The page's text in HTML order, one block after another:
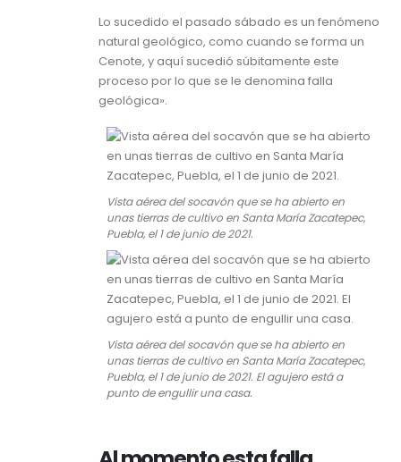
Lo sucedido el pasado sábado es un fenómeno
natural geológico, como cuando se forma un
Cenote, y aquí sucedió súbitamente este
proceso por lo que se le denomina falla
geológica».
Vista aérea del socavón que se ha abierto en
unas tierras de cultivo en Santa María Zacatepec,
Puebla, el 1 de junio de 2021.
Vista aérea del socavón que se ha abierto en
unas tierras de cultivo en Santa María Zacatepec,
Puebla, el 1 de junio de 2021. El agujero está a
punto de engullir una casa.